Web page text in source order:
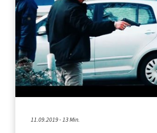
11.09.2019 - 13 Min.